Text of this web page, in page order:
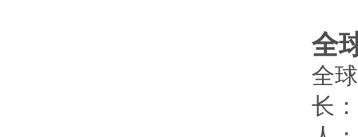
全
全
长：